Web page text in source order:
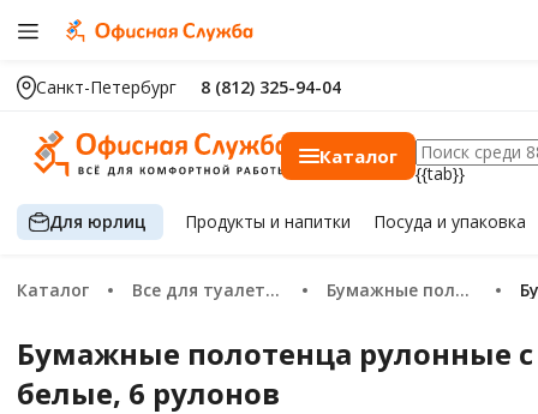
Санкт-Петербург 8 (812) 325-94-04
Каталог
{{tab}}
Для юрлиц Продуктыи напитки Посуда и упаковка
Каталог Все для туалетных комнат Бумажные полотенца
Бумажные полотенца рулонные
белые, 6 рулонов